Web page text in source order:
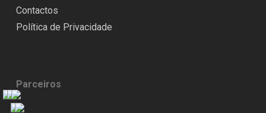
Contactos
Política de Privacidade
Parceiros